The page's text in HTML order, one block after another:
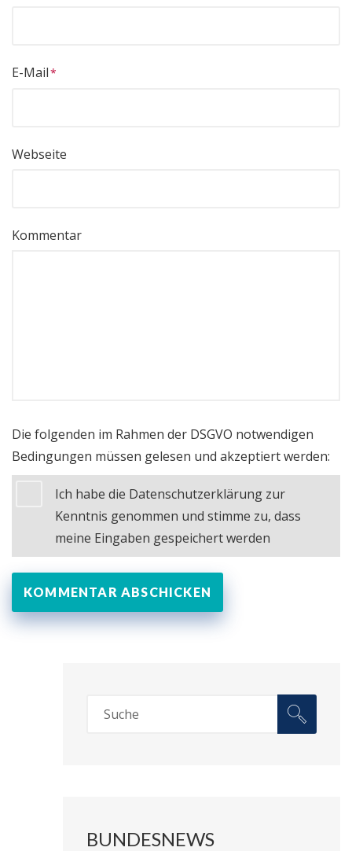
E-Mail
Webseite
Kommentar
Die folgenden im Rahmen der DSGVO notwendigen
Bedingungen müssen gelesen und akzeptiert werden:
Ich habe die Datenschutzerklärung zur
Kenntnis genommen und stimme zu, dass
meine Eingaben gespeichert werden
BUNDESNEWS